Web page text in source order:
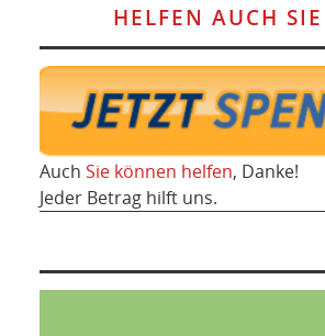
HELFEN AUCH
Auch Sie können helfen, Danke!
Jeder Betrag hilft uns.